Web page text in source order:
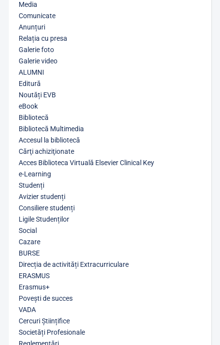
Media
Comunicate
Anunțuri
Relația cu presa
Galerie foto
Galerie video
ALUMNI
Editură
Noutăți EVB
eBook
Bibliotecă
Bibliotecă Multimedia
Accesul la bibliotecă
Cărţi achiziţionate
Acces Biblioteca Virtuală Elsevier Clinical Key
e-Learning
Studenți
Avizier studenți
Consiliere studenți
Ligile Studenților
Social
Cazare
BURSE
Direcția de activități Extracurriculare
ERASMUS
Erasmus+
Povești de succes
VADA
Cercuri Științifice
Societăți Profesionale